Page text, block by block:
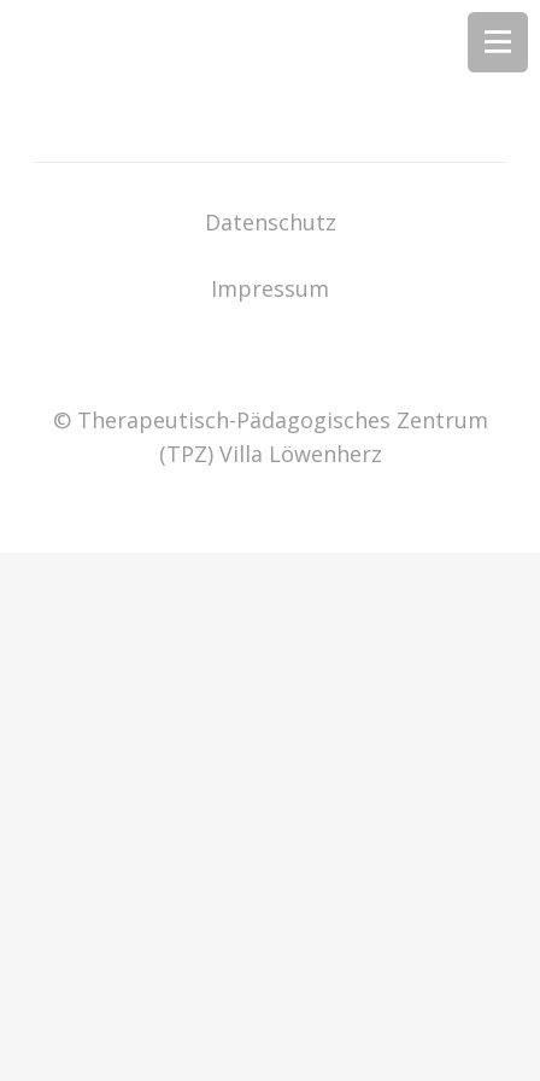
© Therapeutisch-Pädagogisches Zentrum
(TPZ) Villa Löwenherz
Datenschutz
Impressum